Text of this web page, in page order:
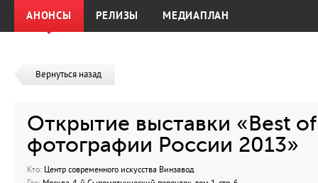
АНОНСЫ РЕЛИЗЫ МЕДИАПЛАН
Вернуться назад
Открытие выставки «Best
фотографии России 2013»
Кто: Центр современного искусства Винзавод